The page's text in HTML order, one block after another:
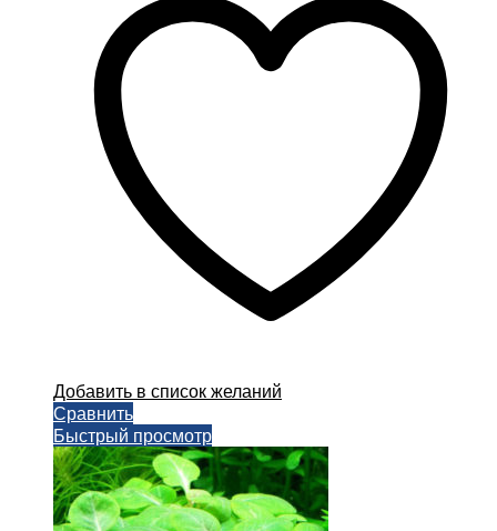
Добавить в список желаний
Сравнить
Быстрый просмотр